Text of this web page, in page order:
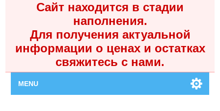
Сайт находится в стадии
наполнения.
Для получения актуальной
информации о ценах и остатках
свяжитесь с нами.
MENU